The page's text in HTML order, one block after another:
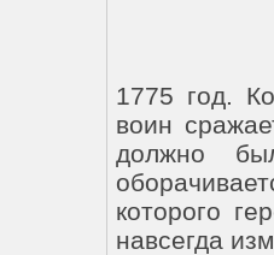
1775 год.
воин
должно
которого
навсегда